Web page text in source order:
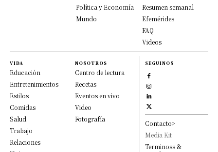
Política y Economía
Mundo
Resumen semanal
Efemérides
FAQ
Videos
VIDA
Educación
Entretenimientos
Estilos
Comidas
Salud
Trabajo
Relaciones
NOSOTROS
Centro de lectura
Recetas
Eventos en vivo
Video
Fotografía
SEGUINOS
Contacto>
Media Kit
Terminoss &